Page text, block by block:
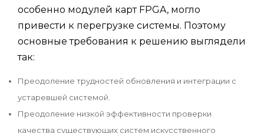
особенно модулей карт FPGA, могло
привести к перегрузке системы. Поэтому
основные требования к решению выглядели
так:
Преодоление трудностей обновления и интеграции с
устаревшей системой.
Преодоление низкой эффективности проверки
качества существующих систем искусственного